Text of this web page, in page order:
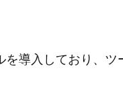
導入しており、ツ